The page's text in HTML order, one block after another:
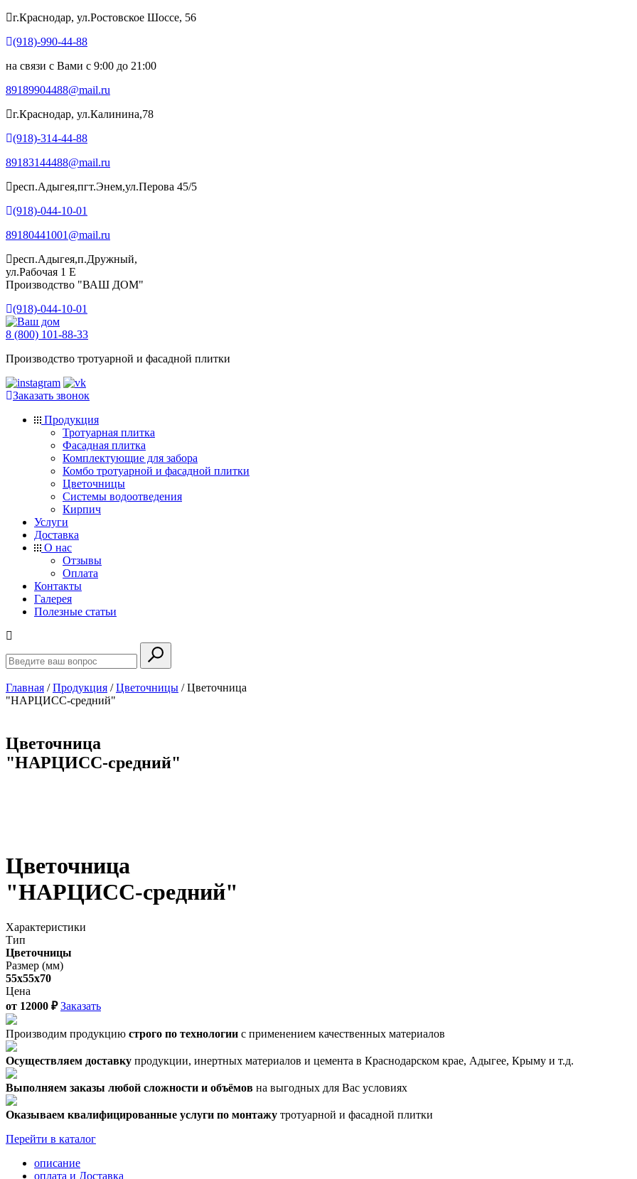
г.Краснодар, ул.Ростовское Шоссе, 56
(918)-990-44-88
на связи с Вами с 9:00 до 21:00
89189904488@mail.ru
г.Краснодар, ул.Калинина,78
(918)-314-44-88
89183144488@mail.ru
респ.Адыгея,пгт.Энем,ул.Перова 45/5
(918)-044-10-01
89180441001@mail.ru
респ.Адыгея,п.Дружный,
ул.Рабочая 1 Е
Производство "ВАШ ДОМ"
(918)-044-10-01
8 (800) 101-88-33
Производство тротуарной и фасадной плитки
Заказать звонок
Продукция
Тротуарная плитка
Фасадная плитка
Комплектующие для забора
Комбо тротуарной и фасадной плитки
Цветочницы
Системы водоотведения
Кирпич
Услуги
Доставка
О нас
Отзывы
Оплата
Контакты
Галерея
Полезные статьи
Главная / Продукция / Цветочницы / Цветочница
"НАРЦИСС-средний"
Цветочница
"НАРЦИСС-средний"
Цветочница
"НАРЦИСС-средний"
Характеристики
Тип
Цветочницы
Размер (мм)
55х55х70
Цена
от 12000 ₽Заказать
Производим продукцию строго по технологии с применением качественных материалов
Осуществляем доставку продукции, инертных материалов и цемента в Краснодарском крае, Адыгее, Крыму и т.д.
Выполняем заказы любой сложности и объёмов на выгодных для Вас условиях
Оказываем квалифицированные услуги по монтажу тротуарной и фасадной плитки
Перейти в каталог
описание
оплата и Доставка